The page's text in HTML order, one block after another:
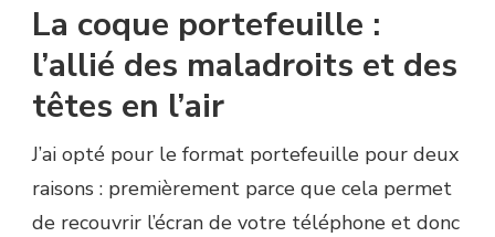
La coque portefeuille :
l’allié des maladroits et des
têtes en l’air
J’ai opté pour le format portefeuille pour deux
raisons : premièrement parce que cela permet
de recouvrir l’écran de votre téléphone et donc